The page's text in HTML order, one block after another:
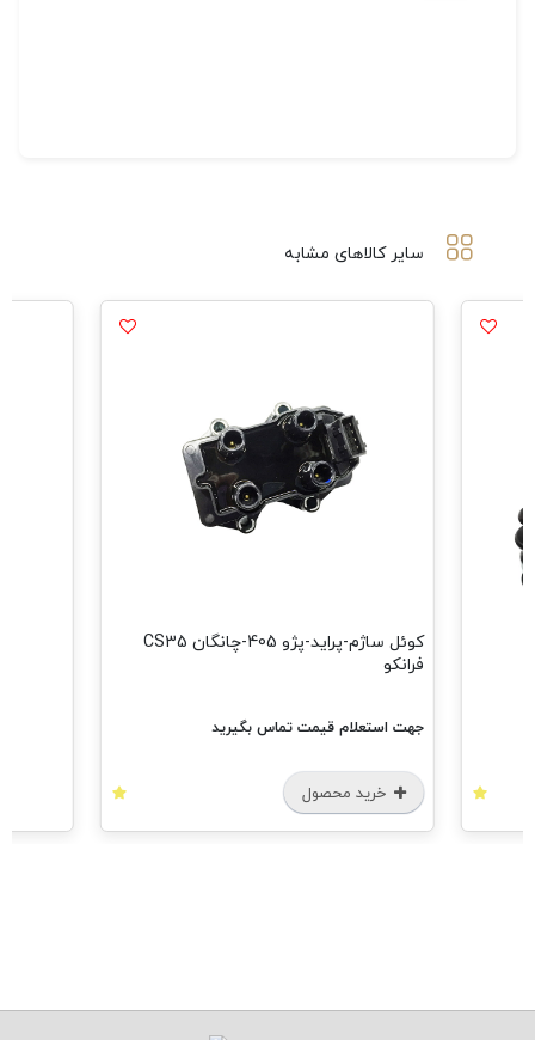
سایر کالاهای مشابه
کوئل ساژم-پراید-پژو 405-چانگان CS35
فرانکو
جهت استعلام قیمت تماس بگیرید
خرید محصول